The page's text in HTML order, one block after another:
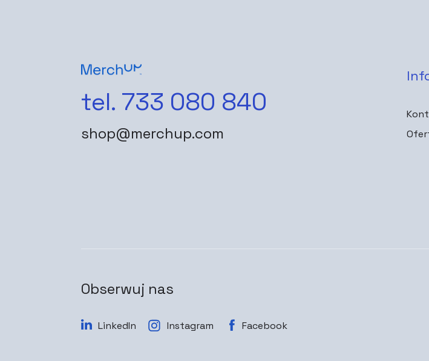
tel. 733 080 840
shop@merchup.com
Obserwuj nas
LinkedIn Instagram Facebook